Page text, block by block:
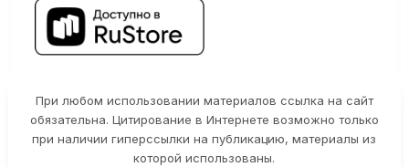
При любом использовании материалов ссылка на сайт
обязательна. Цитирование в Интернете возможно только
при наличии гиперссылки на публикацию, материалы из
которой использованы.